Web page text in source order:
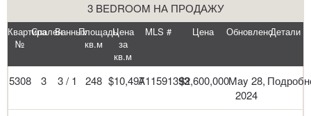
3 BEDROOM НА ПРОДАЖУ
Квартира
№
СпаленВанныхПлощадь
кв.м
Цена
за
кв.м
MLS # Цена ОбновленоДетали
5308 3 3 / 1 248 $10,497A11591393$2,600,000May 28,
2024